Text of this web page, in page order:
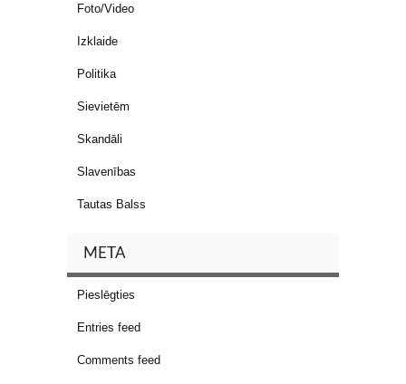
Foto/Video
Izklaide
Politika
Sievietēm
Skandāli
Slavenības
Tautas Balss
META
Pieslēgties
Entries feed
Comments feed